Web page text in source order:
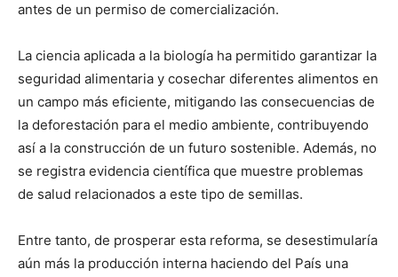
antes de un permiso de comercialización.
La ciencia aplicada a la biología ha permitido garantizar la
seguridad alimentaria y cosechar diferentes alimentos en
un campo más eficiente, mitigando las consecuencias de
la deforestación para el medio ambiente, contribuyendo
así a la construcción de un futuro sostenible. Además, no
se registra evidencia científica que muestre problemas
de salud relacionados a este tipo de semillas.
Entre tanto, de prosperar esta reforma, se desestimularía
aún más la producción interna haciendo del País una